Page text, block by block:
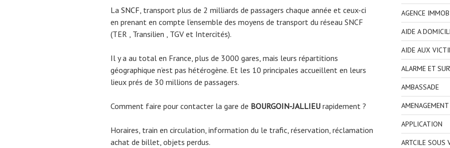
La SNCF , transport plus de 2 milliards de passagers chaque année et ceux-ci
en prenant en compte l’ensemble des moyens de transport du réseau SNCF
(TER , Transilien , TGV et Intercités).
Il y a au total en France, plus de 3000 gares, mais leurs répartitions
géographique n’est pas hétérogène. Et les 10 principales accueillent en leurs
lieux prés de 30 millions de passagers.
Comment faire pour contacter la gare de BOURGOIN-JALLIEU rapidement ?
Horaires, train en circulation, information du le trafic, réservation, réclamation
achat de billet, objets perdus.
AGENCE
AIDE A
AIDE AUX
ALARME ET
AMBASSADE
APPLICATION
ARTCILE SOUS